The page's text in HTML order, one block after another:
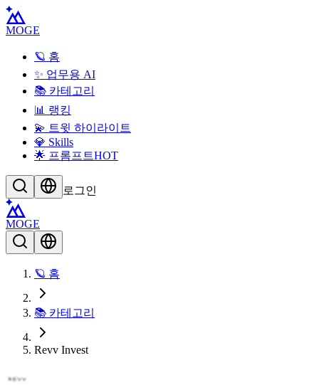
MOGE
🪐 홈
✨ 업무용 AI
📚 카테고리
📊 랭킹
💫 트윗 하이라이트
💎 Skills
🌟 프롬프트HOT
로그인
MOGE
🪐 홈
📚 카테고리
Revv Invest